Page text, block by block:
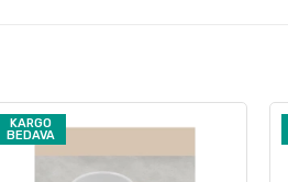
KARGO
BEDAVA